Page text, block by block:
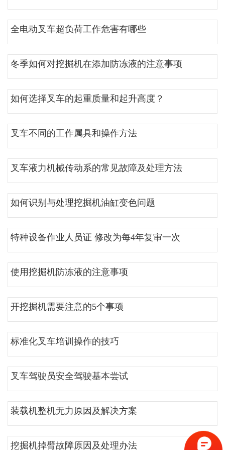
全电动叉车超负荷工作危害有哪些
冬季如何对挖掘机在添加防冻液的注意事项
如何选择叉车的起重质量和起升高度？
叉车不同的工作属具和操作方法
叉车液力机械传动系的常见故障及处理方法
如何识别与处理挖掘机油缸变色问题
特种设备作业人员证 修改为每4年复审一次
使用挖掘机防冻液的注意事项
开挖掘机需要注意的5个事项
标准化叉车培训操作的技巧
叉车驾驶员安全驾驶基本尝试
装载机整机无力原因及解决方案
挖掘机掉臂故障原因及处理办法